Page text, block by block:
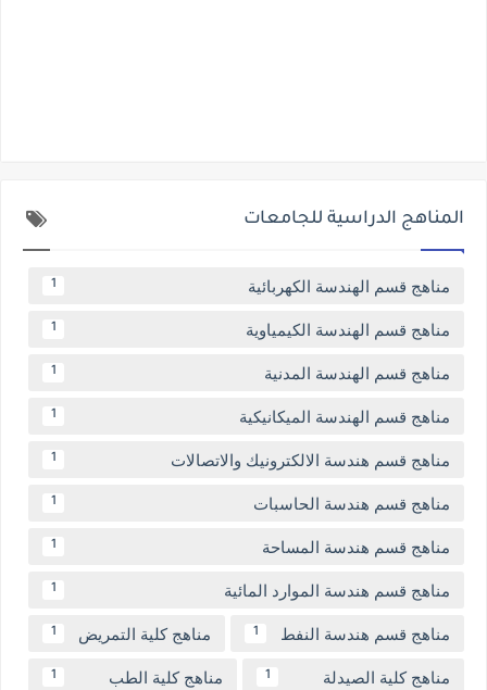
المناهج الدراسية للجامعات
مناهج قسم الهندسة الكهربائية 1
مناهج قسم الهندسة الكيمياوية 1
مناهج قسم الهندسة المدنية 1
مناهج قسم الهندسة الميكانيكية 1
مناهج قسم هندسة الالكترونيك والاتصالات 1
مناهج قسم هندسة الحاسبات 1
مناهج قسم هندسة المساحة 1
مناهج قسم هندسة الموارد المائية 1
مناهج قسم هندسة النفط 1 مناهج كلية التمريض 1
مناهج كلية الصيدلة 1 مناهج كلية الطب 1